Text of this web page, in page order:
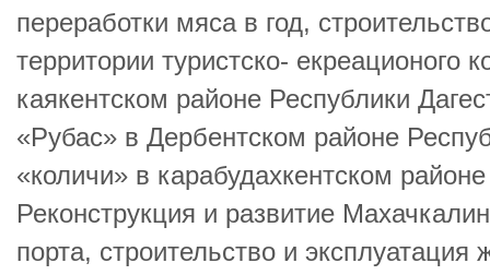
переработки мяса в год,
территории туристско- екреационого
каякентском районе Республики
«Рубас» в Дербентском районе
«количи» в карабудахкентском
Реконструкция и развитие
порта, строительство и